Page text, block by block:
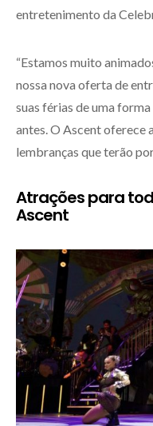
entretenimento da
“Estamos muito
nossa nova oferta de
suas férias de uma
antes. O Ascent oferece
lembranças que terão
Atrações para
Ascent